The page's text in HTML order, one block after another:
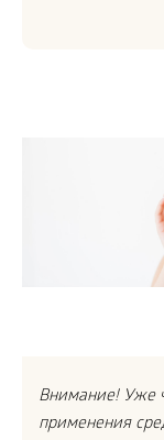
Внимание! Уже
применения